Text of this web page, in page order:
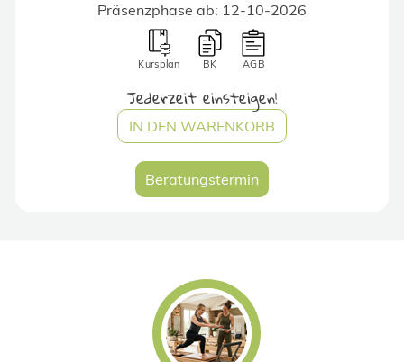
Präsenzphase ab: 12-10-2026
Kursplan BK AGB
IN DEN WARENKORB
Jederzeit einsteigen!
Beratungstermin